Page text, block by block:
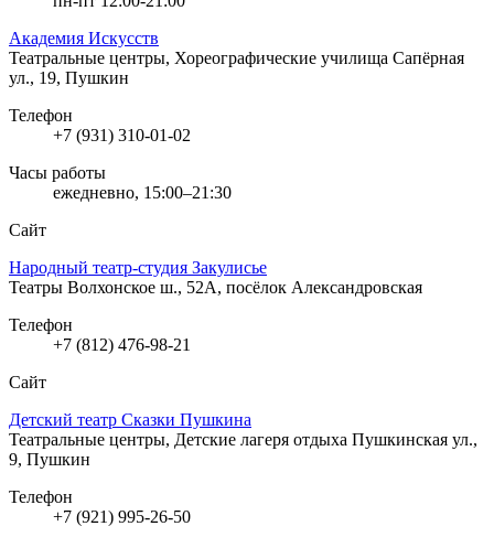
Академия Искусств
Театральные центры, Хореографические училища Сапёрная
ул., 19, Пушкин
Телефон
+7 (931) 310-01-02
Часы работы
ежедневно, 15:00–21:30
Сайт
Народный театр-студия Закулисье
Театры Волхонское ш., 52А, посёлок Александровская
Телефон
+7 (812) 476-98-21
Сайт
Детский театр Сказки Пушкина
Театральные центры, Детские лагеря отдыха Пушкинская ул.,
9, Пушкин
Телефон
+7 (921) 995-26-50